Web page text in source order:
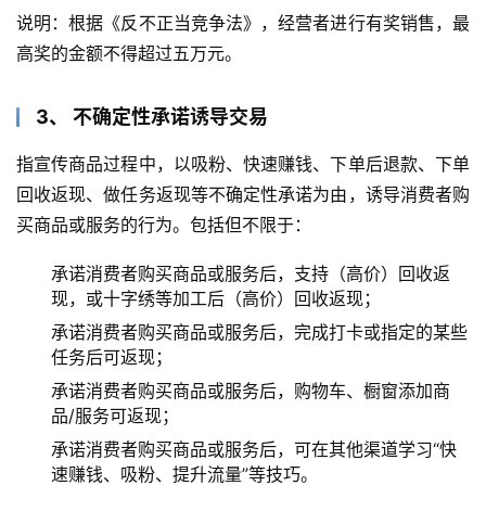
说明：根据《反不正当竞争法》，经营者进行有奖销售，最
高奖的金额不得超过五万元。
3、 不确定性承诺诱导交易
指宣传商品过程中，以吸粉、快速赚钱、下单后退款、下单
回收返现、做任务返现等不确定性承诺为由，诱导消费者购
买商品或服务的行为。包括但不限于：
承诺消费者购买商品或服务后，支持（高价）回收返
现，或十字绣等加工后（高价）回收返现；
承诺消费者购买商品或服务后，完成打卡或指定的某些
任务后可返现；
承诺消费者购买商品或服务后，购物车、橱窗添加商
品/服务可返现；
承诺消费者购买商品或服务后，可在其他渠道学习“快
速赚钱、吸粉、提升流量”等技巧。